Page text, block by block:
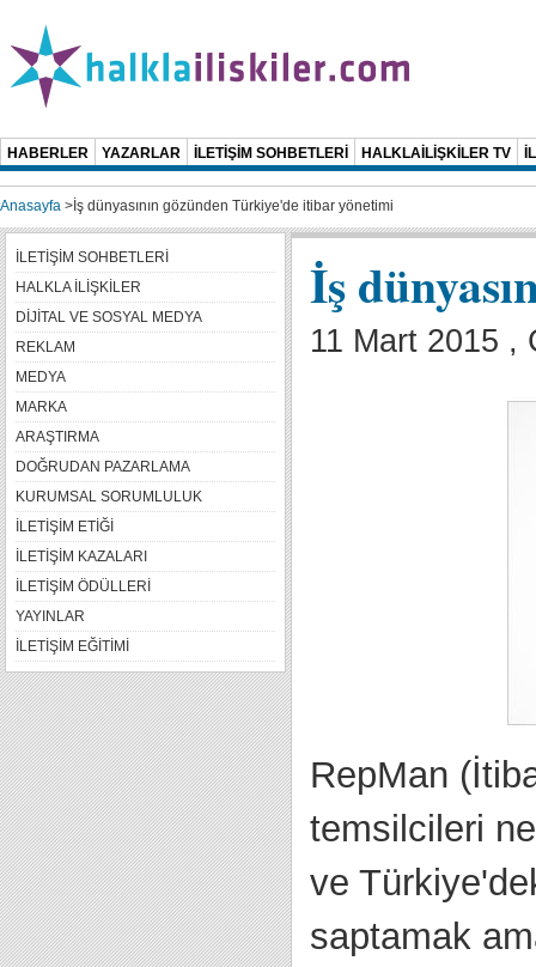
HABERLER YAZARLAR İLETİŞİM SOHBETLERİ HALKLAİLİŞKİLER TV
Anasayfa > İş dünyasının gözünden Türkiye'de itibar yönetimi
İş
11 Mart 2015 ,
RepMan
temsilcileri
ve
saptamak
İLETİŞİM SOHBETLERİ
HALKLA İLİŞKİLER
DİJİTAL VE SOSYAL MEDYA
REKLAM
MEDYA
MARKA
ARAŞTIRMA
DOĞRUDAN PAZARLAMA
KURUMSAL SORUMLULUK
İLETİŞİM ETİĞİ
İLETİŞİM KAZALARI
İLETİŞİM ÖDÜLLERİ
YAYINLAR
İLETİŞİM EĞİTİMİ